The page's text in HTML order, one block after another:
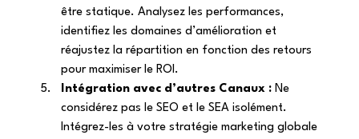
être statique. Analysez les performances,
identifiez les domaines d’amélioration et
réajustez la répartition en fonction des retours
pour maximiser le ROI.
Intégration avec d’autres Canaux : Ne
considérez pas le SEO et le SEA isolément.
Intégrez-les à votre stratégie marketing globale